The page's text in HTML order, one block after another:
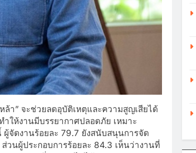
า” จะช่วยลดอุบัติเหตุและความสูญเสียได้
ให้งานมีบรรยากาศปลอดภัย เหมาะ
จัดงานร้อยละ 79.7 ยังสนับสนุนการจัด
วนผู้ประกอบการร้อยละ 84.3 เห็นว่างานที่